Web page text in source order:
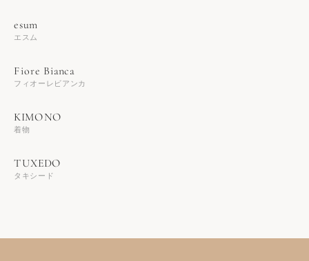
エスム
フィオーレビアンカ
着物
タキシード